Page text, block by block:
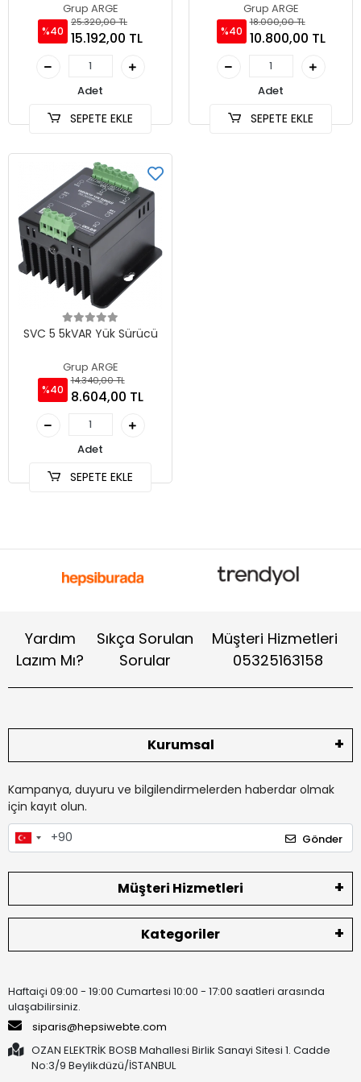
Grup ARGE
%40
25.320,00 TL
15.192,00 TL
Adet
SEPETE EKLE
Grup ARGE
%40
18.000,00 TL
10.800,00 TL
Adet
SEPETE EKLE
SVC 5 5kVAR Yük Sürücü
Grup ARGE
%40
14.340,00 TL
8.604,00 TL
Adet
SEPETE EKLE
Yardım
Lazım Mı?
Sıkça Sorulan
Sorular
Müşteri Hizmetleri
05325163158
Kurumsal
Kampanya, duyuru ve bilgilendirmelerden haberdar olmak
için kayıt olun.
Gönder
Müşteri Hizmetleri
Kategoriler
Haftaiçi 09:00 - 19:00 Cumartesi 10:00 - 17:00 saatleri arasında
ulaşabilirsiniz.
siparis@hepsiwebte.com
OZAN ELEKTRİK BOSB Mahallesi Birlik Sanayi Sitesi 1. Cadde
No:3/9 Beylikdüzü/İSTANBUL